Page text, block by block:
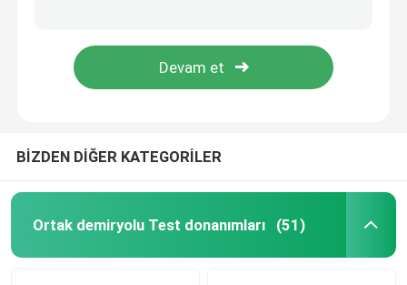
BİZDEN DİĞER KATEGORİLER
Ortak demiryolu Test donanımları (51)